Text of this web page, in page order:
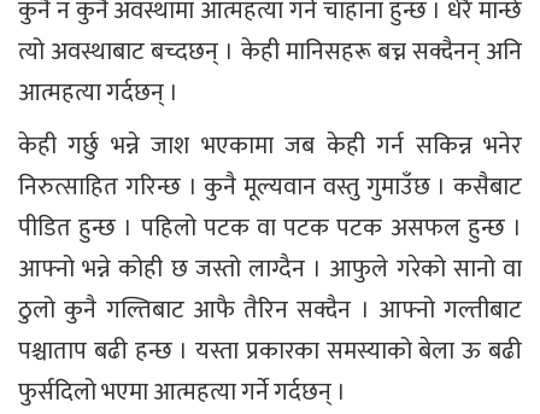
कुनै न कुनै अवस्थामा आत्महत्या गर्ने चाहाना हुन्छ । धेरै मान्छे
त्यो अवस्थाबाट बच्दछन् । केही मानिसहरू बच्न सक्दैनन् अनि
आत्महत्या गर्दछन् ।
केही गर्छु भन्ने जाश भएकामा जब केही गर्न सकिन्न भनेर
निरुत्साहित गरिन्छ । कुनै मूल्यवान वस्तु गुमाउँछ । कसैबाट
पीडित हुन्छ । पहिलो पटक वा पटक पटक असफल हुन्छ ।
आफ्नो भन्ने कोही छ जस्तो लाग्दैन । आफुले गरेको सानो वा
ठुलो कुनै गल्तिबाट आफै तैरिन सक्दैन । आफ्नो गल्तीबाट
पश्चाताप बढी हन्छ । यस्ता प्रकारका समस्याको बेला ऊ बढी
फुर्सदिलो भएमा आत्महत्या गर्ने गर्दछन् ।